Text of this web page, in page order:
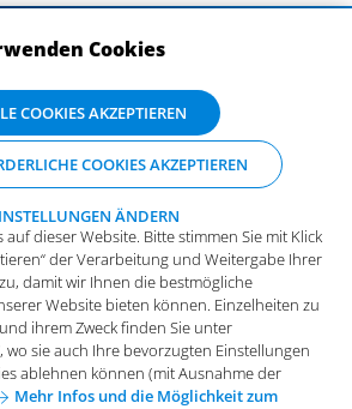
Datenschutz
Einkaufsbedingungen
Arvato Systems Kontakt
dieser Website. Bitte stimmen Sie mit Klick
der Verarbeitung und Weitergabe Ihrer
damit wir Ihnen die bestmögliche
Website bieten können. Einzelheiten zu
ihrem Zweck finden Sie unter
wo sie auch Ihre bevorzugten Einstellungen
ablehnen können (mit Ausnahme der
Mehr Infos und die Möglichkeit zum
Cookies
COOKIES AKZEPTIEREN
COOKIES AKZEPTIEREN
ÄNDERN
auf dieser Website. Bitte stimmen Sie mit Klick
der Verarbeitung und Weitergabe Ihrer
damit wir Ihnen die bestmögliche
Website bieten können. Einzelheiten zu
ihrem Zweck finden Sie unter
wo sie auch Ihre bevorzugten Einstellungen
ablehnen können (mit Ausnahme der
Mehr Infos und die Möglichkeit zum
Cookies
sind essenziell wichtig für die einwandfreie
Website.